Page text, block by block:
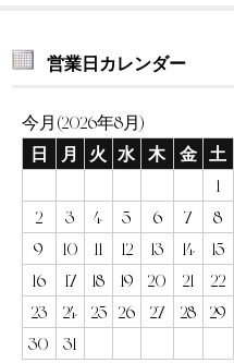
営業日カレンダー
今月(2026年8月)
日
月 火 水 木 金
土
1
2
3 4 5 6 7
8
9
10 11 12 13 14
15
16
17 18 19 20 21
22
23
24 25 26 27 28
29
30
31